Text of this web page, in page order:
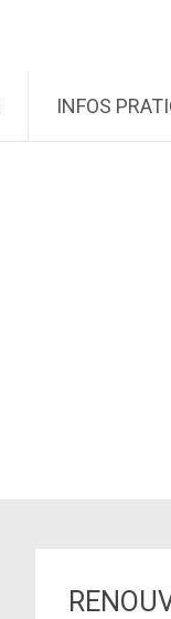
INFOS